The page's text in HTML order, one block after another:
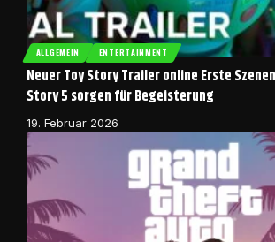
ALLGEMEIN ENTERTAINMENT
Neuer Toy Story Trailer online Erste
Story 5 sorgen für Begeisterung
19. Februar 2026